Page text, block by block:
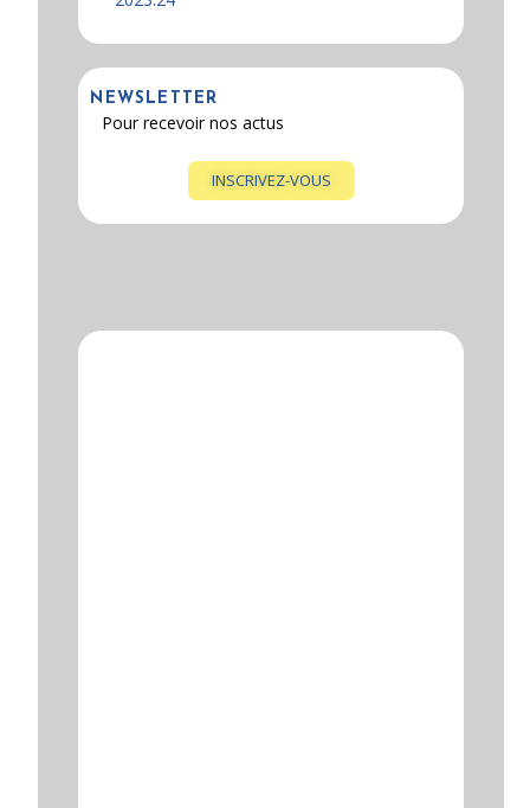
NEWSLETTER
Pour recevoir nos actus
INSCRIVEZ-VOUS